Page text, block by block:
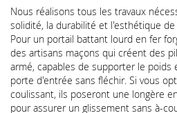
Nous réalisons tous les travaux
solidité, la durabilité et l'esthétique de
Pour un portail battant lourd en fer
des artisans maçons qui créent des
armé, capables de supporter le poids
porte d'entrée sans fléchir. Si vous
coulissant, ils poseront une longère
pour assurer un glissement sans à-